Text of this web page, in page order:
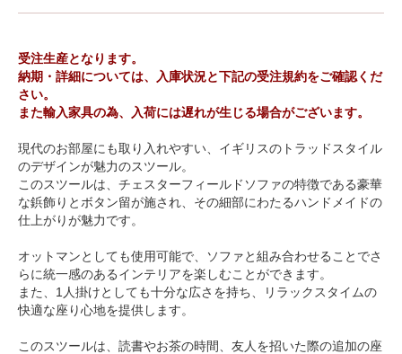
受注生産となります。
納期・詳細については、入庫状況と下記の受注規約をご確認くだ
さい。
また輸入家具の為、入荷には遅れが生じる場合がございます。
現代のお部屋にも取り入れやすい、イギリスのトラッドスタイル
のデザインが魅力のスツール。
このスツールは、チェスターフィールドソファの特徴である豪華
な鋲飾りとボタン留が施され、その細部にわたるハンドメイドの
仕上がりが魅力です。
オットマンとしても使用可能で、ソファと組み合わせることでさ
らに統一感のあるインテリアを楽しむことができます。
また、1人掛けとしても十分な広さを持ち、リラックスタイムの
快適な座り心地を提供します。
このスツールは、読書やお茶の時間、友人を招いた際の追加の座